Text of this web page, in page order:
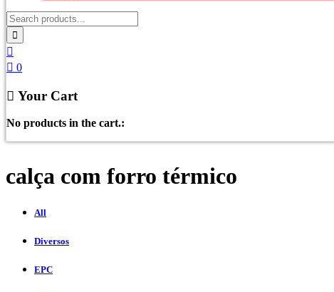
0
Your Cart
No products in the cart.:
calça com forro térmico
All
Diversos
EPC